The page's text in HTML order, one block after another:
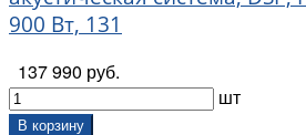
900 Вт, 131
137 990 руб.
шт
В корзину